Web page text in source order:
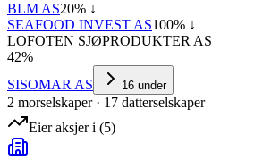
BLM AS20% ↓
SEAFOOD INVEST AS100% ↓
LOFOTEN SJØPRODUKTER AS
42%
SISOMAR AS
16 under
2 morselskaper· 17 datterselskaper
Eier aksjer i (5)